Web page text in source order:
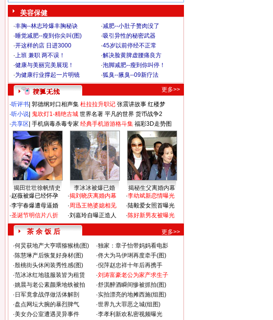
美容保健
·丰胸--林志玲爆丰胸秘诀 ·减肥--小肚子赘肉没了
·睡觉减肥--瘦到你尖叫(图) ·吸引异性的秘密武器
·开这样的店 日进3000 ·45岁以前停经不正常
·上班 兼职 两不误！ ·解决脸黄脾虚腰痛良方
·健康与美丽完美展现！ ·泡脚减肥--瘦到你叫停！
·为健康行业撑起一片明镜 ·狐臭--腋臭--09新疗法
更多>>
·听评书 郭德纲对口相声集 杜拉拉升职记 张震讲故事 红楼梦
·听小说 鬼吹灯1-精绝古城 世界名著 平凡的世界 货币战争2
·共享区 手机病毒杀毒专家 经典手机游游格斗集 福彩3D走势图
揭田壮壮徐帆情史 李冰冰被爆已婚
揭秘生父离婚内幕
·赵薇被爆已经怀孕
·李宇春爆遭母逼婚
·圣诞节明信片八折
·揭刘晓庆离婚内幕
·周迅王艳婆媳相见
·刘嘉玲自曝正造人
·李幼斌新恋情曝光
·陆毅爱女照首曝光
·陈好新男友被曝光
茶 余 饭 后
更多>>
·何炅获地产大亨喂猕猴桃(图) ·独家：章子怡带妈妈看电影
·陈慧琳产后恢复好身材(图) ·佟大为马伊琍再度牵手(图)
·殷桃街头休闲装秀性感(图) ·倪萍赵忠祥十年后再携手
·范冰冰红地毯服装皆为租赁 ·刘涛富豪老公为家产求生子
·姚晨与老公素颜乘地铁被拍 ·舒淇醉酒瞬间惨被抓拍(图)
· 日军竟拿战俘做活体解剖 ·实拍漂亮的地摊西施(组图)
·盘点网坛大腕的暴烈脾气 ·世界九大罪恶之城(组图)
·美女办公室遭遇灵异事件 ·李孝利新欢私密视频曝光